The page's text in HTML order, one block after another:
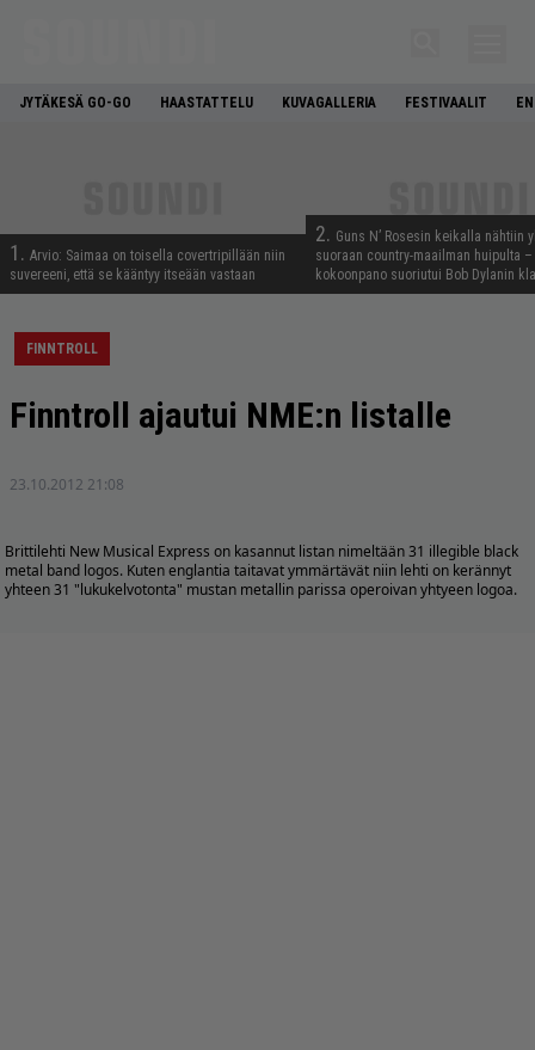
JYTÄKESÄ GO-GO HAASTATTELU KUVAGALLERIA FESTIVAALIT
1. Arvio: Saimaa on toisella covertripillään niin
suvereeni, että se kääntyy itseään vastaan
2. Guns N’ Rosesin keikalla nähtiin
suoraan country-maailman huipulta
kokoonpano suoriutui Bob Dylanin
FINNTROLL
Finntroll ajautui NME:n listalle
23.10.2012 21:08
Brittilehti New Musical Express on kasannut listan nimeltään 31 illegible black
metal band logos. Kuten englantia taitavat ymmärtävät niin lehti on kerännyt
yhteen 31 "lukukelvotonta" mustan metallin parissa operoivan yhtyeen logoa.